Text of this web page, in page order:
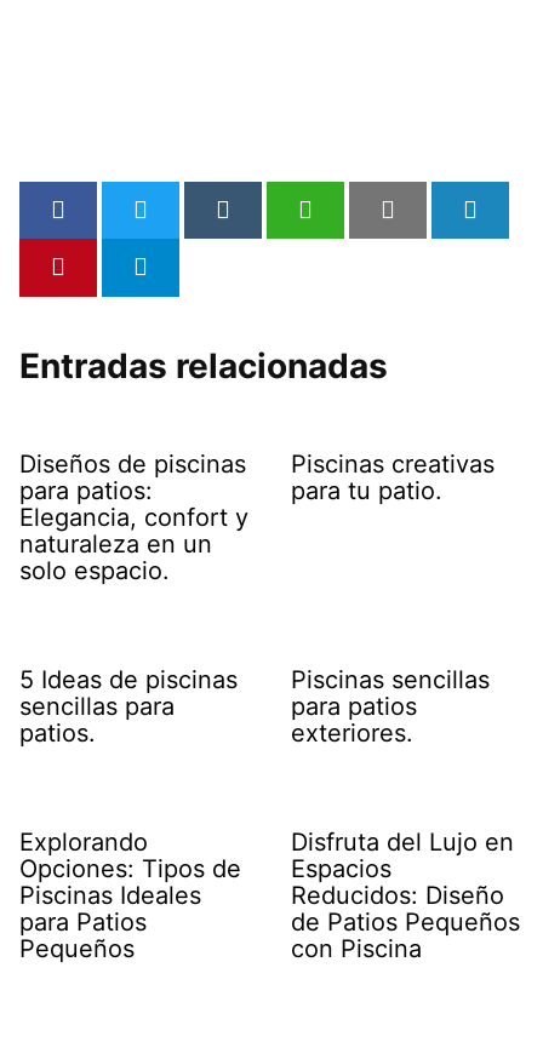
Entradas relacionadas
Diseños de piscinas
para patios:
Elegancia, confort y
naturaleza en un
solo espacio.
Piscinas creativas
para tu patio.
5 Ideas de piscinas
sencillas para
patios.
Piscinas sencillas
para patios
exteriores.
Explorando
Opciones: Tipos de
Piscinas Ideales
para Patios
Pequeños
Disfruta del Lujo en
Espacios
Reducidos: Diseño
de Patios Pequeños
con Piscina